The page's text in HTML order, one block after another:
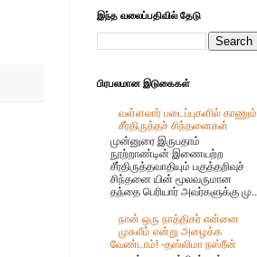
இந்த வலைப்பதிவில் தேடு
பிரபலமான இடுகைகள்
வள்ளலார் படைப்புகளில் காணும்
சீர்திருத்தச் சிந்தனைகள்
முன்னுரை இருபதாம்
நூற்றாண்டின் இணையற்ற
சீர்திருத்தவாதியும் பகுத்தறிவுச்
சிந்தனை யின் மூலவருமான
தந்தை பெரியார் அவர்களுக்கு மு...
நான் ஒரு நாத்திகர் என்னை
முசுலீம் என்று அழைக்க
வேண்டாம்! -தஸ்லிமா நஸ்ரீன்